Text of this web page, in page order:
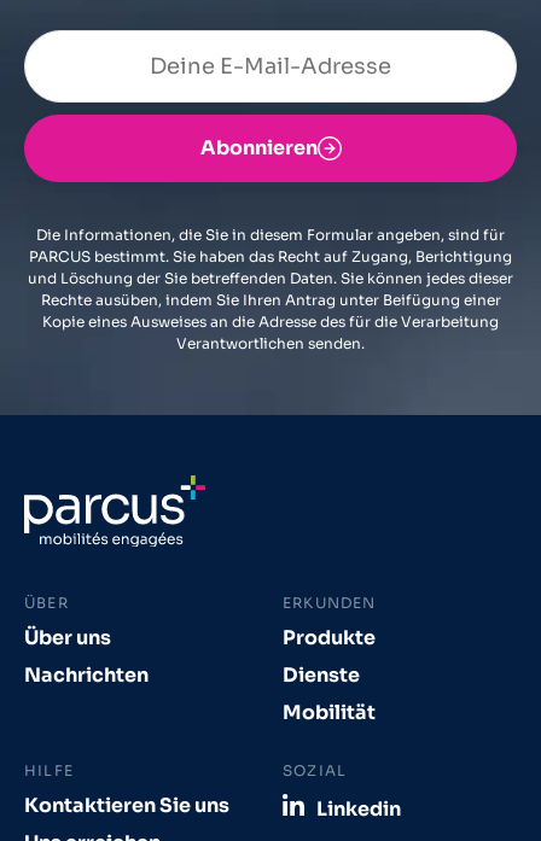
Abonnieren
Die Informationen, die Sie in diesem Formular angeben, sind für
PARCUS bestimmt. Sie haben das Recht auf Zugang, Berichtigung
und Löschung der Sie betreffenden Daten. Sie können jedes dieser
Rechte ausüben, indem Sie Ihren Antrag unter Beifügung einer
Kopie eines Ausweises an die Adresse des für die Verarbeitung
Verantwortlichen senden.
ÜBER
Über uns
Nachrichten
ERKUNDEN
Produkte
Dienste
Mobilität
HILFE
Kontaktieren Sie uns
SOZIAL
Linkedin